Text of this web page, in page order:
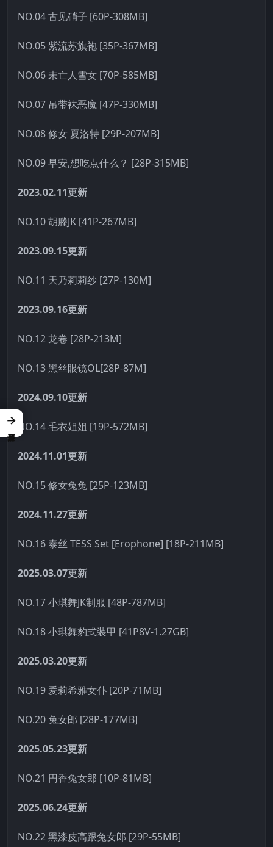
NO.04 古见硝子 [60P-308MB]
NO.05 紫流苏旗袍 [35P-367MB]
NO.06 未亡人雪女 [70P-585MB]
NO.07 吊带袜恶魔 [47P-330MB]
NO.08 修女 夏洛特 [29P-207MB]
NO.09 早安,想吃点什么？ [28P-315MB]
2023.02.11更新
NO.10 胡滕JK [41P-267MB]
2023.09.15更新
NO.11 天乃莉莉纱 [27P-130M]
2023.09.16更新
NO.12 龙卷 [28P-213M]
NO.13 黑丝眼镜OL[28P-87M]
2024.09.10更新
NO.14 毛衣姐姐 [19P-572MB]
2024.11.01更新
NO.15 修女兔兔 [25P-123MB]
2024.11.27更新
NO.16 泰丝 TESS Set [Erophone] [18P-211MB]
2025.03.07更新
NO.17 小琪舞JK制服 [48P-787MB]
NO.18 小琪舞豹式装甲 [41P8V-1.27GB]
2025.03.20更新
NO.19 爱莉希雅女仆 [20P-71MB]
NO.20 兔女郎 [28P-177MB]
2025.05.23更新
NO.21 円香兔女郎 [10P-81MB]
2025.06.24更新
NO.22 黑漆皮高跟兔女郎 [29P-55MB]
→